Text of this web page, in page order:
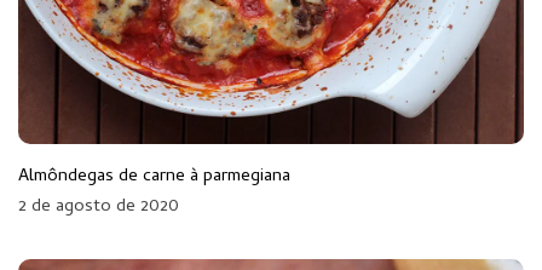
Almôndegas de carne à parmegiana
2 de agosto de 2020